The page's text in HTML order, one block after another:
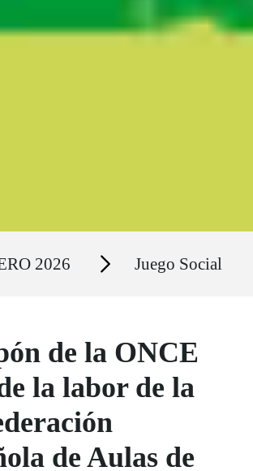
2026 Secciones Juego Social
de la ONCE
la labor de la
de Aulas de